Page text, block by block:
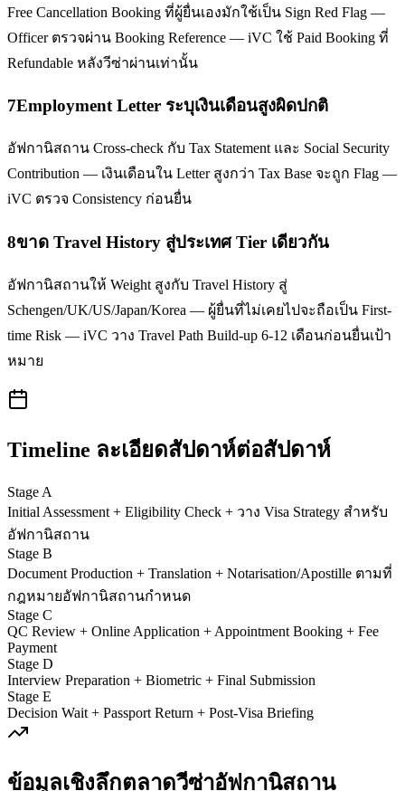
Free Cancellation Booking ที่ผู้ยื่นเองมักใช้เป็น Sign Red Flag —
Officer ตรวจผ่าน Booking Reference — iVC ใช้ Paid Booking ที่
Refundable หลังวีซ่าผ่านเท่านั้น
7Employment Letter ระบุเงินเดือนสูงผิดปกติ
อัฟกานิสถาน Cross-check กับ Tax Statement และ Social Security
Contribution — เงินเดือนใน Letter สูงกว่า Tax Base จะถูก Flag —
iVC ตรวจ Consistency ก่อนยื่น
8ขาด Travel History สู่ประเทศ Tier เดียวกัน
อัฟกานิสถานให้ Weight สูงกับ Travel History สู่
Schengen/UK/US/Japan/Korea — ผู้ยื่นที่ไม่เคยไปจะถือเป็น First-
time Risk — iVC วาง Travel Path Build-up 6-12 เดือนก่อนยื่นเป้า
หมาย
Timeline ละเอียดสัปดาห์ต่อสัปดาห์
Stage A
Initial Assessment + Eligibility Check + วาง Visa Strategy สำหรับ
อัฟกานิสถาน
Stage B
Document Production + Translation + Notarisation/Apostille ตามที่
กฎหมายอัฟกานิสถานกำหนด
Stage C
QC Review + Online Application + Appointment Booking + Fee
Payment
Stage D
Interview Preparation + Biometric + Final Submission
Stage E
Decision Wait + Passport Return + Post-Visa Briefing
ข้อมูลเชิงลึกตลาดวีซ่าอัฟกานิสถาน